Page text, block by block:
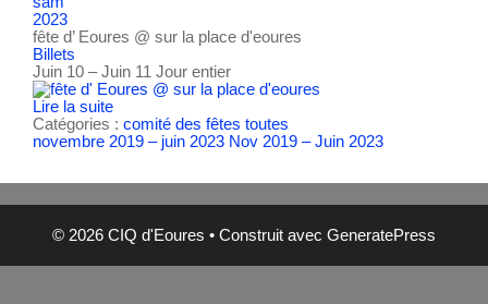
2023
fête d’ Eoures @ sur la place d'eoures
Billets
Juin 10 – Juin 11 Jour entier
Lire la suite
Catégories : comité des fêtes toutes
novembre 2019 – juin 2023 Nov 2019 – Juin 2023
© 2026 CIQ d'Eoures • Construit avec GeneratePress